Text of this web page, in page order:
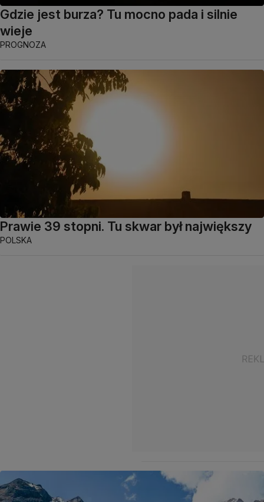
Gdzie jest burza? Tu mocno pada i silnie
wieje
PROGNOZA
Prawie 39 stopni. Tu skwar był największy
POLSKA